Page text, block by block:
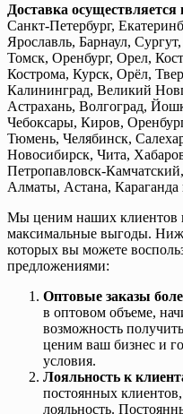
Доставка
Санкт-Петербург,
Ярославль, Барнаул,
Томск, Оренбург, Орел,
Кострома, Курск, Орёл,
Калининград, Великий
Астрахань, Волгоград,
Чебоксары, Киров,
Тюмень, Челябинск,
Новосибирск, Чита,
Петропавловск-
Алматы, Астана, Караганда
Мы ценим наших клиентов
максимальные выгоды.
которых вы можете
предложениями:
Оптовые заказы
в оптовом объеме,
возможность
ценим ваш бизнес и
условия.
Лояльность к
постоянных
лояльность.